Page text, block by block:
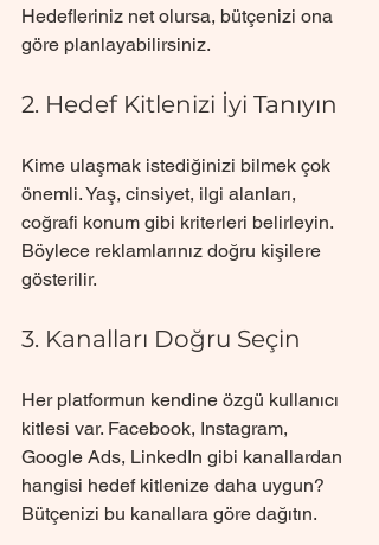
Hedefleriniz net olursa, bütçenizi ona
göre planlayabilirsiniz.
2. Hedef Kitlenizi İyi Tanıyın
Kime ulaşmak istediğinizi bilmek çok
önemli. Yaş, cinsiyet, ilgi alanları,
coğrafi konum gibi kriterleri belirleyin.
Böylece reklamlarınız doğru kişilere
gösterilir.
3. Kanalları Doğru Seçin
Her platformun kendine özgü kullanıcı
kitlesi var. Facebook, Instagram,
Google Ads, LinkedIn gibi kanallardan
hangisi hedef kitlenize daha uygun?
Bütçenizi bu kanallara göre dağıtın.